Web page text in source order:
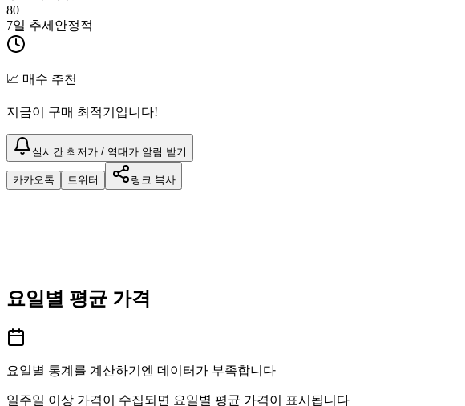
80
7일 추세 안정적
📈 매수 추천
지금이 구매 최적기입니다!
실시간 최저가 / 역대가 알림 받기
카카오톡 트위터 링크 복사
요일별 평균 가격
요일별 통계를 계산하기엔 데이터가 부족합니다
일주일 이상 가격이 수집되면 요일별 평균 가격이 표시됩니다